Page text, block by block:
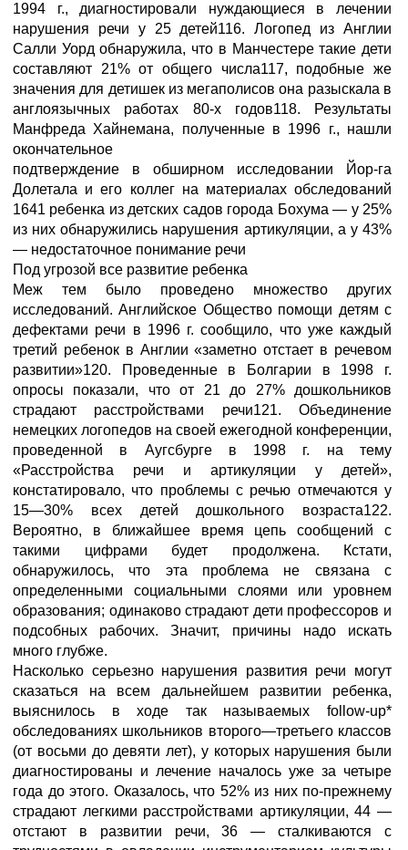
1994 г., диагностировали нуждающиеся в лечении
нарушения речи у 25 детей116. Логопед из Англии
Салли Уорд обнаружила, что в Манчестере такие дети
составляют 21% от общего числа117, подобные же
значения для детишек из мегаполисов она разыскала в
англоязычных работах 80-х годов118. Результаты
Манфреда Хайнемана, полученные в 1996 г., нашли
окончательное
подтверждение в обширном исследовании Йор-га
Долетала и его коллег на материалах обследований
1641 ребенка из детских садов города Бохума — у 25%
из них обнаружились нарушения артикуляции, а у 43%
— недостаточное понимание речи
Под угрозой все развитие ребенка
Меж тем было проведено множество других
исследований. Английское Общество помощи детям с
дефектами речи в 1996 г. сообщило, что уже каждый
третий ребенок в Англии «заметно отстает в речевом
развитии»120. Проведенные в Болгарии в 1998 г.
опросы показали, что от 21 до 27% дошкольников
страдают расстройствами речи121. Объединение
немецких логопедов на своей ежегодной конференции,
проведенной в Аугсбурге в 1998 г. на тему
«Расстройства речи и артикуляции у детей»,
констатировало, что проблемы с речью отмечаются у
15—30% всех детей дошкольного возраста122.
Вероятно, в ближайшее время цепь сообщений с
такими цифрами будет продолжена. Кстати,
обнаружилось, что эта проблема не связана с
определенными социальными слоями или уровнем
образования; одинаково страдают дети профессоров и
подсобных рабочих. Значит, причины надо искать
много глубже.
Насколько серьезно нарушения развития речи могут
сказаться на всем дальнейшем развитии ребенка,
выяснилось в ходе так называемых follow-up*
обследованиях школьников второго—третьего классов
(от восьми до девяти лет), у которых нарушения были
диагностированы и лечение началось уже за четыре
года до этого. Оказалось, что 52% из них по-прежнему
страдают легкими расстройствами артикуляции, 44 —
отстают в развитии речи, 36 — сталкиваются с